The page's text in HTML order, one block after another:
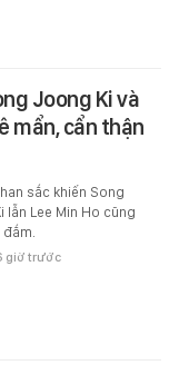
Joong Ki và
mẩn, cẩn thận
sắc khiến Song
lẫn Lee Min Ho cũng
giờ trước